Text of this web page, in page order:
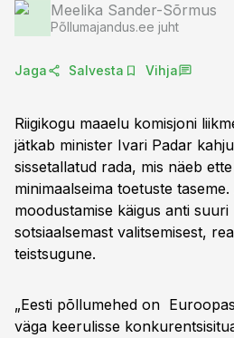
Meelika Sander-Sõrmus
Põllumajandus.ee juht
Jaga Salvesta Vihja
Riigikogu maaelu komisjoni
jätkab minister Ivari Padar
sissetallatud rada, mis näeb
minimaalseima toetuste
moodustamise käigus anti suuri
sotsiaalsemast valitsemisest,
teistsugune.
„Eesti põllumehed on
väga keerulisse